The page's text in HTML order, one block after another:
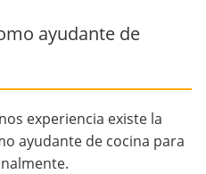
ayudante de
experiencia existe la
ayudante de cocina para